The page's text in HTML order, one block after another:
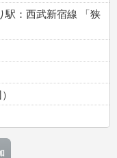
駅：西武新宿線 「狭